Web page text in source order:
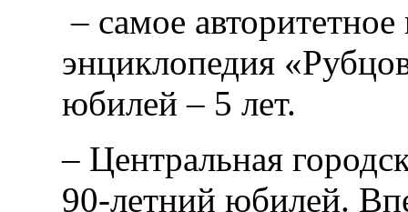
– самое
энциклопедия
юбилей – 5 лет.
– Центральная
90-летний юбилей.